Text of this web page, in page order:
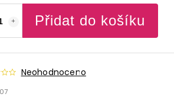
Přidat do košíku
Neohodnoceno